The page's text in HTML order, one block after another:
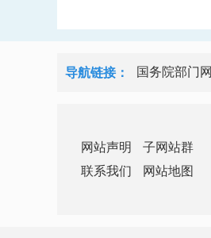
导航链接： 国务院部门
网站声明
子网站群
联系我们
网站地图